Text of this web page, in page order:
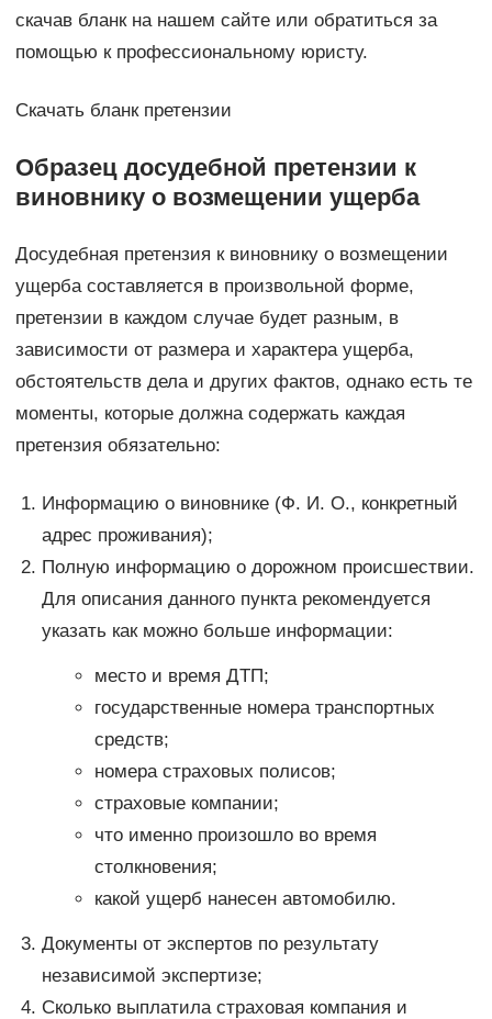
скачав бланк на нашем сайте или обратиться за
помощью к профессиональному юристу.
Скачать бланк претензии
Образец досудебной претензии к
виновнику о возмещении ущерба
Досудебная претензия к виновнику о возмещении
ущерба составляется в произвольной форме,
претензии в каждом случае будет разным, в
зависимости от размера и характера ущерба,
обстоятельств дела и других фактов, однако есть те
моменты, которые должна содержать каждая
претензия обязательно:
Информацию о виновнике (Ф. И. О., конкретный
адрес проживания);
Полную информацию о дорожном происшествии.
Для описания данного пункта рекомендуется
указать как можно больше информации:
место и время ДТП;
государственные номера транспортных
средств;
номера страховых полисов;
страховые компании;
что именно произошло во время
столкновения;
какой ущерб нанесен автомобилю.
Документы от экспертов по результату
независимой экспертизе;
Сколько выплатила страховая компания и